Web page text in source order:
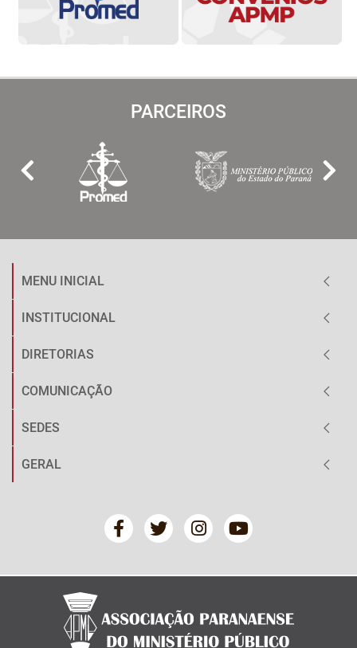
PARCEIROS
MENU INICIAL
INSTITUCIONAL
DIRETORIAS
COMUNICAÇÃO
SEDES
GERAL